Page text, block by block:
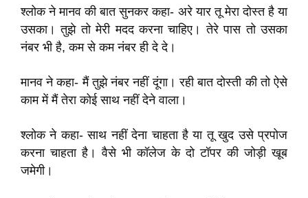
श्लोक ने मानव की बात सुनकर कहा- अरे यार तू मेरा दोस्त है या
उसका। तुझे तो मेरी मदद करना चाहिए। तेरे पास तो उसका
नंबर भी है, कम से कम नंबर ही दे दे।
मानव ने कहा- मैं तुझे नंबर नहीं दूंगा। रही बात दोस्ती की तो ऐसे
काम में मैं तेरा कोई साथ नहीं देने वाला।
श्लोक ने कहा- साथ नहीं देना चाहता है या तू खुद उसे प्रपोज
करना चाहता है। वैसे भी कॉलेज के दो टॉपर की जोड़ी खूब
जमेगी।